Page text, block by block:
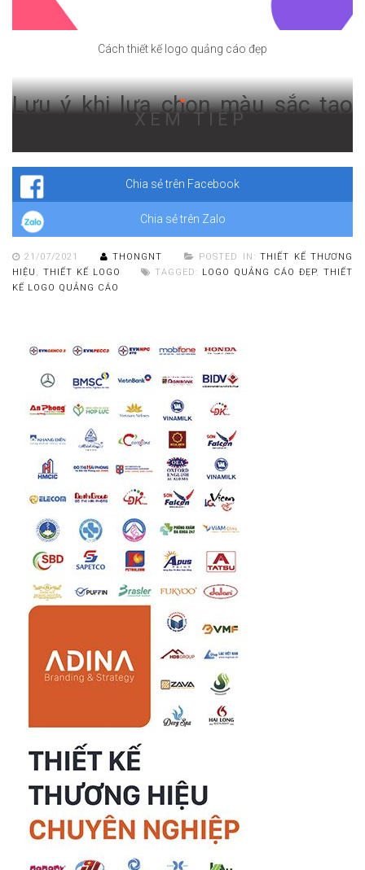
Cách thiết kế logo quảng cáo đẹp
Lưu ý khi lựa chọn màu sắc tạo
Theo các nghiên cứu mới nhất cho thấy:
XEM TIẾP
Chia sẻ trên Facebook
Chia sẻ trên Zalo
21/07/2021 THONGNT POSTED IN:THIẾT KẾ THƯƠNG
HIỆU , THIẾT KẾ LOGO TAGGED: LOGO QUẢNG CÁO ĐẸP,THIẾT
KẾ LOGO QUẢNG CÁO